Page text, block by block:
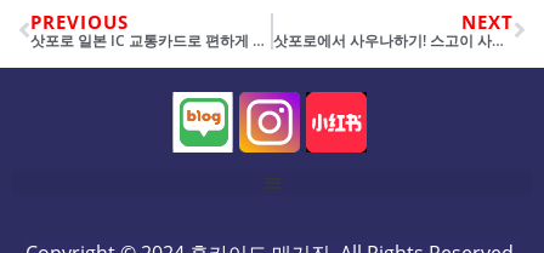
PREVIOUS
삿포로 일본 IC 교통카드로 편하게 지하철 타기! 일본 여행을 위한 IC 교통카드 정리
NEXT
삿포로에서 사우나하기! 스고이 사우나